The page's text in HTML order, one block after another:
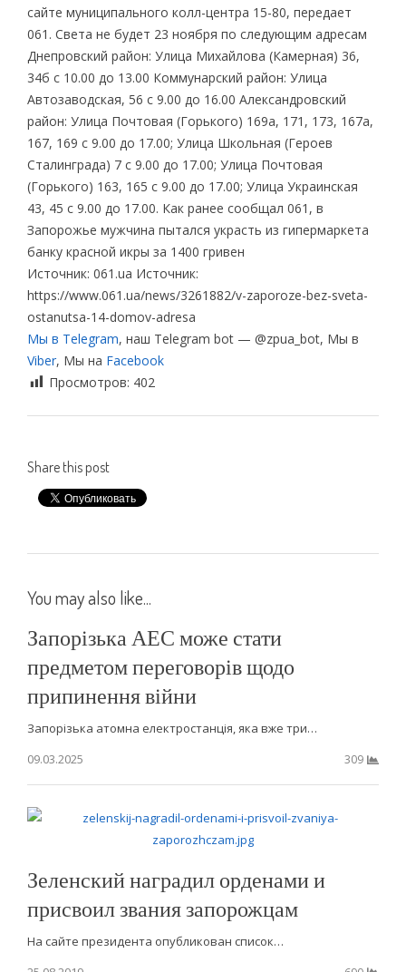
сайте муниципального колл-центра 15-80, передает
061. Света не будет 23 ноября по следующим адресам
Днепровский район: Улица Михайлова (Камерная) 36,
34б с 10.00 до 13.00 Коммунарский район: Улица
Автозаводская, 56 с 9.00 до 16.00 Александровский
район: Улица Почтовая (Горького) 169а, 171, 173, 167а,
167, 169 с 9.00 до 17.00; Улица Школьная (Героев
Сталинграда) 7 с 9.00 до 17.00; Улица Почтовая
(Горького) 163, 165 с 9.00 до 17.00; Улица Украинская
43, 45 с 9.00 до 17.00. Как ранее сообщал 061, в
Запорожье мужчина пытался украсть из гипермаркета
банку красной икры за 1400 гривен
Источник: 061.ua Источник:
https://www.061.ua/news/3261882/v-zaporoze-bez-sveta-
ostanutsa-14-domov-adresa
Мы в Telegram, наш Telegram bot — @zpua_bot, Мы в
Viber, Мы на Facebook
Просмотров: 402
Share this post
You may also like...
Запорізька АЕС може стати
предметом переговорів щодо
припинення війни
Запорізька атомна електростанція, яка вже три…
09.03.2025
309
Зеленский наградил орденами и
присвоил звания запорожцам
На сайте президента опубликован список…